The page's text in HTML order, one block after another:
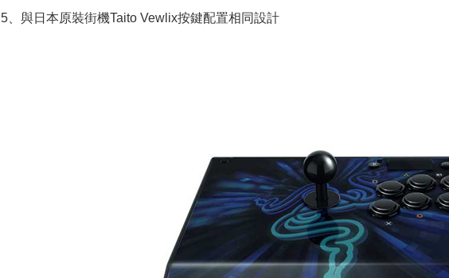
5、與日本原裝街機Taito Vewlix按鍵配置相同設計